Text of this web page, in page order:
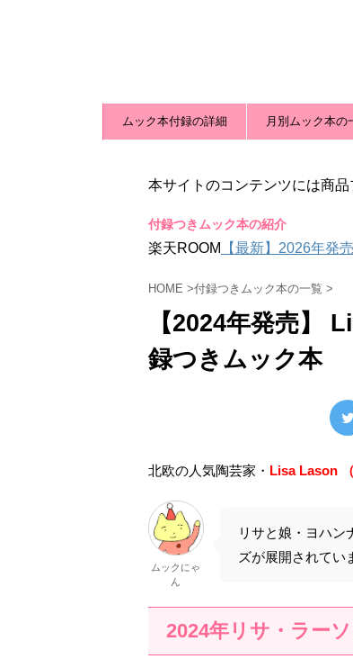
ムック本付録の詳細 月別ムック本の
本サイトのコンテンツには商品
付録つきムック本の紹介
楽天ROOM 【最新】2026年発
HOME >付録つきムック本の一覧 >
【2024年発売】
録つきムック本
北欧の人気陶芸家・ Lisa Lason
ムックにゃ
ん
リサと娘・ヨハン
ズが展開されてい
2024年リサ・ラー